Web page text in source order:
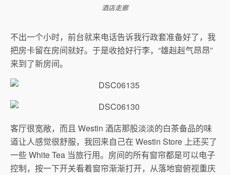
酒店走廊
不出一个小时，前台就来电话告诉我行政套准备好了，我
把房卡留在房间就好。于是收拾好行李，“雄赳赳气昂昂”
来到了新房间。
客厅很宽敞，而且 Westin 酒店那股淡淡的白茶备品的味
道让人感觉很舒服，我回来自己在 Westin Store 上还买了
一些 White Tea 当旅行用。房间的所有窗帘都是可以电子
控制，按一下开关看着窗帘渐渐打开，从落地窗俯视重庆